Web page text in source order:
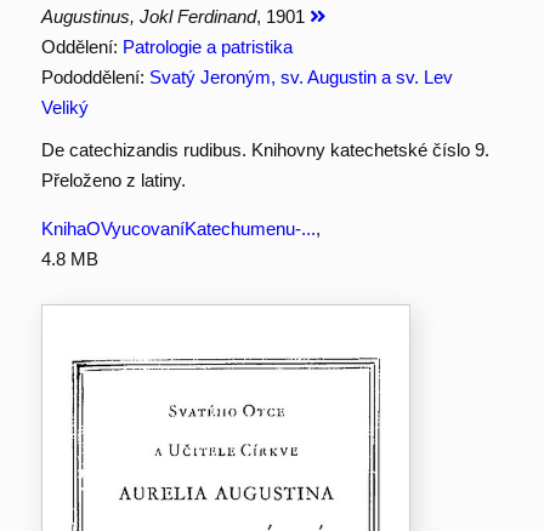
Augustinus, Jokl Ferdinand, 1901
Oddělení: Patrologie a patristika
Pododdělení: Svatý Jeroným, sv. Augustin a sv. Lev
Veliký
De catechizandis rudibus. Knihovny katechetské číslo 9.
Přeloženo z latiny.
KnihaOVyucovaníKatechumenu-...,
4.8 MB